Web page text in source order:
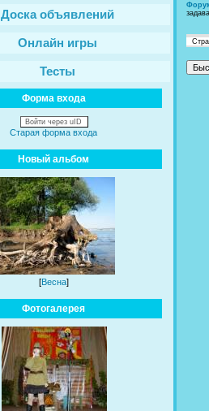
Доска объявлений
Онлайн игры
Тесты
Форма входа
Войти через uID
Старая форма входа
Новый альбом
[Весна]
Фотогалерея